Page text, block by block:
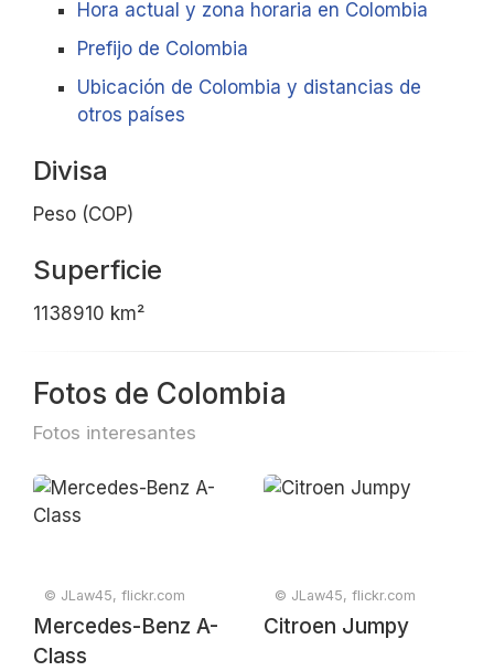
Hora actual y zona horaria en Colombia
Prefijo de Colombia
Ubicación de Colombia y distancias de
otros países
Divisa
Peso (COP)
Superficie
1138910 km²
Fotos de Colombia
Fotos interesantes
© JLaw45, flickr.com
Mercedes-Benz A-
Class
© JLaw45, flickr.com
Citroen Jumpy